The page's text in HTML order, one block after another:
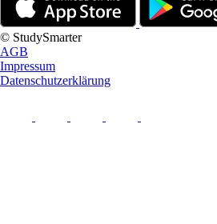
© StudySmarter
AGB
Impressum
Datenschutzerklärung